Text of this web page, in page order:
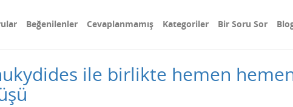
Beğenilenler Cevaplanmamış Kategoriler Bir Soru Sor
ile birlikte hemen